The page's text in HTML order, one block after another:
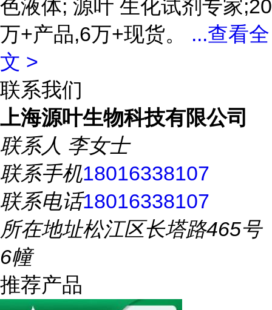
色液体; 源叶 生化试剂专家;20
万+产品,6万+现货。 ...查看全
文 >
联系我们
上海源叶生物科技有限公司
联系人 李女士
联系手机18016338107
联系电话18016338107
所在地址松江区长塔路465号
6幢
推荐产品